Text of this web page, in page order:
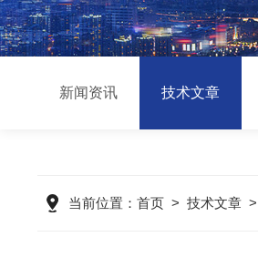
新闻资讯 技术文章
当前位置： 首页> 技术文章>